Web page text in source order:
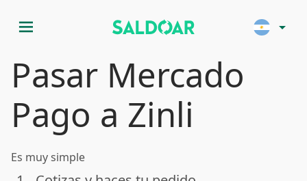
menu arrow_drop_down
Pasar Mercado
Pago a Zinli
Es muy simple